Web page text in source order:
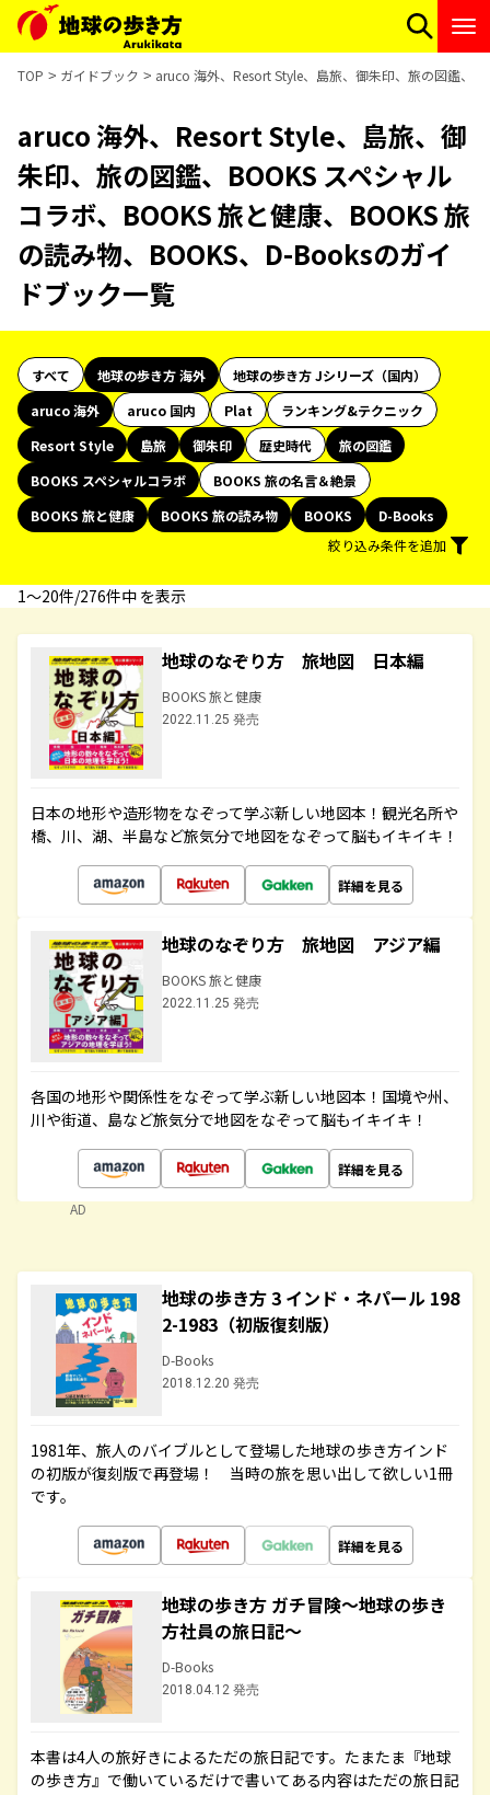
TOP ガイドブック aruco 海外、Resort Style、島旅、御朱印、旅の図鑑、
aruco 海外、Resort Style、島旅、御
朱印、旅の図鑑、BOOKS スペシャル
コラボ、BOOKS 旅と健康、BOOKS 旅
の読み物、BOOKS、D-Booksのガイ
ドブック一覧
すべて 地球の歩き方 海外
地球の歩き方 Jシリーズ（国内）
aruco 海外
aruco 国内 Plat
ランキング&テクニック
Resort Style
島旅 御朱印 歴史時代
旅の図鑑
BOOKS スペシャルコラボ
BOOKS 旅の名言＆絶景
BOOKS 旅と健康
BOOKS 旅の読み物 BOOKS
D-Books
絞り込み条件を追加
1〜20件/276件中 を表示
地球のなぞり方 旅地図 日本編
BOOKS 旅と健康
2022.11.25 発売
日本の地形や造形物をなぞって学ぶ新しい地図本！観光名所や
橋、川、湖、半島など旅気分で地図をなぞって脳もイキイキ！
詳細を見る
地球のなぞり方 旅地図 アジア編
BOOKS 旅と健康
2022.11.25 発売
各国の地形や関係性をなぞって学ぶ新しい地図本！国境や州、
川や街道、島など旅気分で地図をなぞって脳もイキイキ！
詳細を見る
AD
地球の歩き方 3 インド・ネパール 198
2-1983（初版復刻版）
D-Books
2018.12.20 発売
1981年、旅人のバイブルとして登場した地球の歩き方インド
の初版が復刻版で再登場！ 当時の旅を思い出して欲しい1冊
です。
詳細を見る
地球の歩き方 ガチ冒険～地球の歩き
方社員の旅日記～
D-Books
2018.04.12 発売
本書は4人の旅好きによるただの旅日記です。たまたま『地球
の歩き方』で働いているだけで書いてある内容はただの旅日記